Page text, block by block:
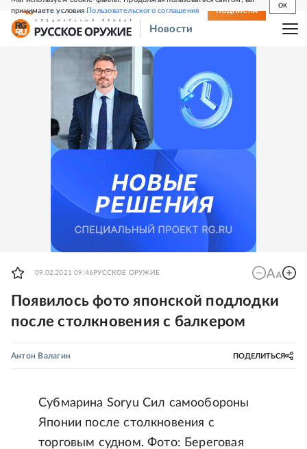
принимаете условияПользовательского соглашения
OK
СВЕЖИЙ НОМЕР ПОДПИСКА
Новости
09.02.2021 09:46 РУССКОЕ ОРУЖИЕ
Появилось фото японской подлодки
после столкновения с балкером
Антон Валагин ПОДЕЛИТЬСЯ
Субмарина Soryu Сил самообороны
Японии после столкновения с
торговым судном. Фото: Береговая